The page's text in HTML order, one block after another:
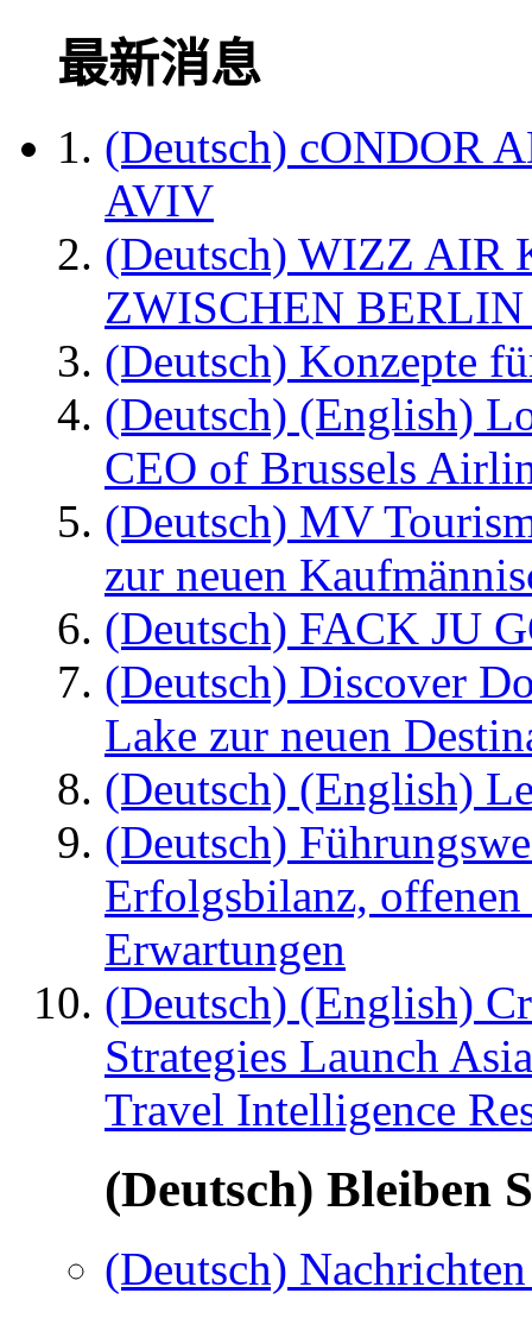
最新消息
(Deutsch) cONDOR
AVIV
(Deutsch) WIZZ AIR
ZWISCHEN
(Deutsch) Konzepte
(Deutsch) (English)
CEO of Brussels
(Deutsch) MV
zur neuen
(Deutsch) FACK JU
(Deutsch) Discover
Lake zur neuen
(Deutsch) (English)
(Deutsch)
Erfolgsbilanz,
Erwartungen
(Deutsch) (English)
Strategies Launch
Travel Intelligence
(Deutsch) Bleiben
(Deutsch)